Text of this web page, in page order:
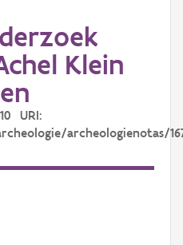
Klein
URI:
archeologienotas/